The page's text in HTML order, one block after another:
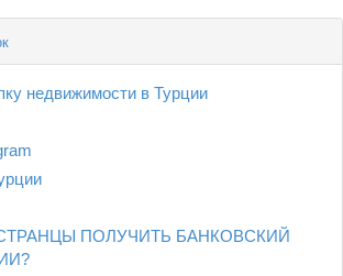
недвижимости в Турции
ПОЛУЧИТЬ БАНКОВСКИЙ